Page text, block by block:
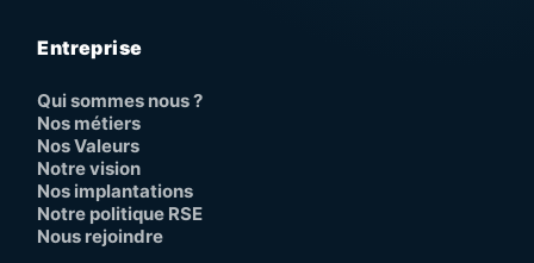
Entreprise
Qui sommes nous ?
Nos métiers
Nos Valeurs
Notre vision
Nos implantations
Notre politique RSE
Nous rejoindre